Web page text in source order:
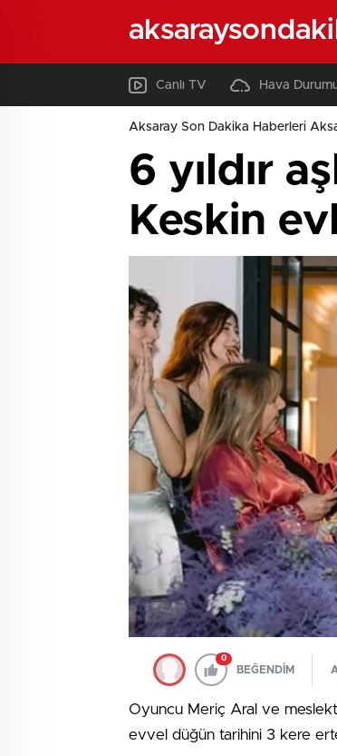
Canlı TV Hava
Aksaray Son Dakika Haberleri
6 yıldır
Keskin
0
BEĞENDİM
Oyuncu Meriç Aral ve
evvel düğün tarihini 3 kere